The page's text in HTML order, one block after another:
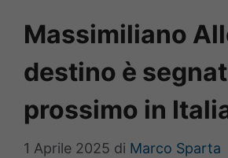
Massimiliano
destino è
prossimo in
1 Aprile 2025 di Marco Sparta